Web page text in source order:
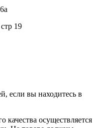
19
если вы находитесь в
качества осуществляется